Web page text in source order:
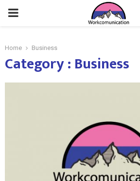
PRIMARY
Home Business
Category : Business